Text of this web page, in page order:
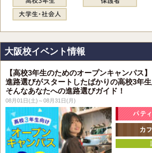
大阪校イベント情報
【高校3年生のためのオープンキャンパス】
進路選びがスタートしたばかりの高校3年生
そんなあなたへの進路選びガイド！
08月01日(土)～08月31日(月)